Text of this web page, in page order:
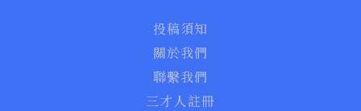
投稿須知
關於我們
聯繫我們
三才人註冊